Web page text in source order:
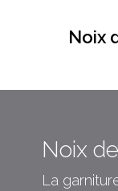
Noix
Noix
La